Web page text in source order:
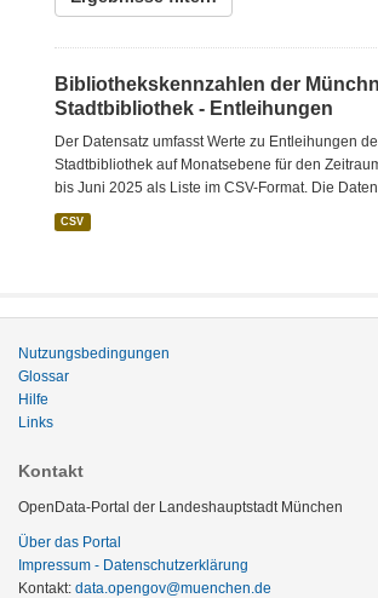
Bibliothekskennzahlen der
Stadtbibliothek - Entleihungen
Der Datensatz umfasst Werte zu Entleihungen
Stadtbibliothek auf Monatsebene für den
bis Juni 2025 als Liste im CSV-Format. Die
CSV
Nutzungsbedingungen
Glossar
Hilfe
Links
Kontakt
OpenData-Portal der Landeshauptstadt München
Über das Portal
Impressum - Datenschutzerklärung
Kontakt: data.opengov@muenchen.de